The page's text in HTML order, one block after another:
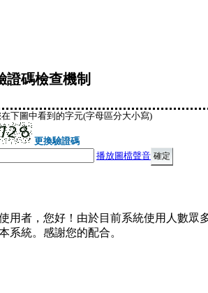
證碼檢查機制
下圖中看到的字元(字母區分大小寫)
更換驗證碼
播放圖檔聲音
用者，您好！由於目前系統使用人數眾
系統。感謝您的配合。